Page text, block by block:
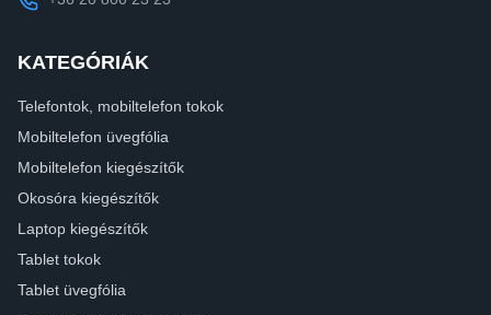
KATEGÓRIÁK
Telefontok, mobiltelefon tokok
Mobiltelefon üvegfólia
Mobiltelefon kiegészítők
Okosóra kiegészítők
Laptop kiegészítők
Tablet tokok
Tablet üvegfólia